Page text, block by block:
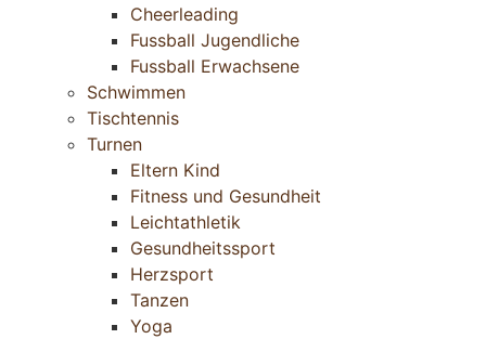
Cheerleading
Fussball Jugendliche
Fussball Erwachsene
Schwimmen
Tischtennis
Turnen
Eltern Kind
Fitness und Gesundheit
Leichtathletik
Gesundheitssport
Herzsport
Tanzen
Yoga